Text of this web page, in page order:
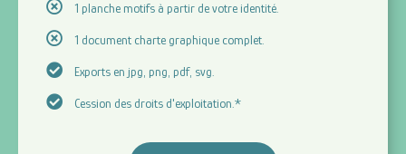
1 planche motifs à partir de votre identité.
1 document charte graphique complet.
Exports en jpg, png, pdf, svg.
Cession des droits d'exploitation.*